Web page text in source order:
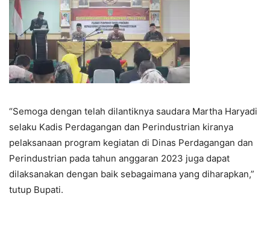
“Semoga dengan telah dilantiknya saudara Martha Haryadi
selaku Kadis Perdagangan dan Perindustrian kiranya
pelaksanaan program kegiatan di Dinas Perdagangan dan
Perindustrian pada tahun anggaran 2023 juga dapat
dilaksanakan dengan baik sebagaimana yang diharapkan,”
tutup Bupati.